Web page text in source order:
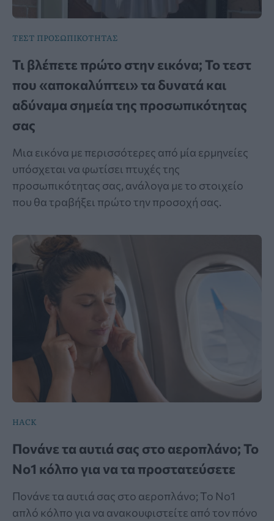
ΤΕΣΤ ΠΡΟΣΩΠΙΚΟΤΗΤΑΣ
Τι βλέπετε πρώτο στην εικόνα; Το τεστ
που «αποκαλύπτει» τα δυνατά και
αδύναμα σημεία της προσωπικότητας
σας
Μια εικόνα με περισσότερες από μία ερμηνείες
υπόσχεται να φωτίσει πτυχές της
προσωπικότητας σας, ανάλογα με το στοιχείο
που θα τραβήξει πρώτο την προσοχή σας.
HACK
Πονάνε τα αυτιά σας στο αεροπλάνο; Το
Νο1 κόλπο για να τα προστατεύσετε
Πονάνε τα αυτιά σας στο αεροπλάνο; Το Νο1
απλό κόλπο για να ανακουφιστείτε από τον πόνο